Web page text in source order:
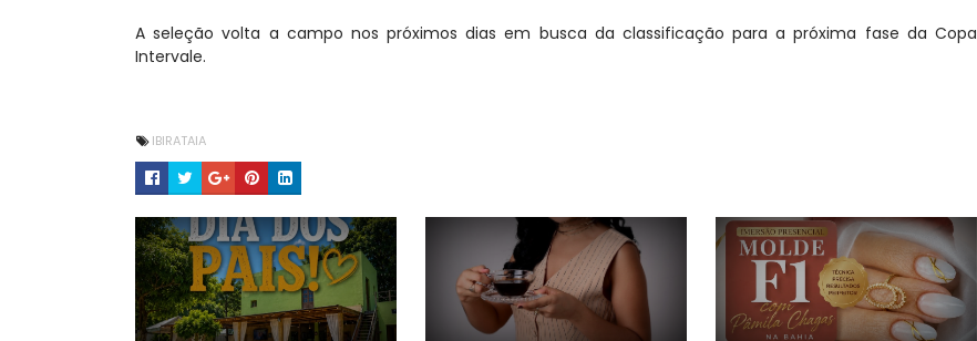
A seleção volta a campo nos próximos dias em busca da classificação para a próxima fase da Copa
Intervale.
IBIRATAIA